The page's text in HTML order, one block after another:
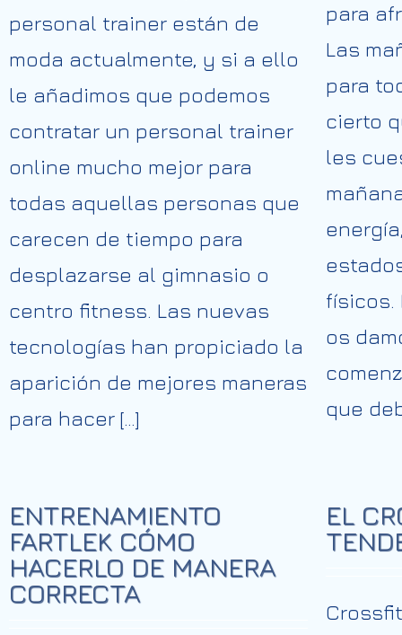
personal trainer están de
moda actualmente, y si a ello
le añadimos que podemos
contratar un personal trainer
online mucho mejor para
todas aquellas personas que
carecen de tiempo para
desplazarse al gimnasio o
centro fitness. Las nuevas
tecnologías han propiciado la
aparición de mejores maneras
para hacer […]
para
Las
para
cierto
les
físicos.
os
que
ENTRENAMIENTO
FARTLEK CÓMO
HACERLO DE MANERA
CORRECTA
EL